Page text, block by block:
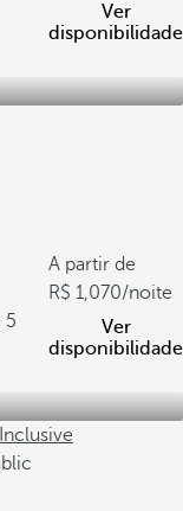
Ver
disponibilidade
5
A partir de
1,070/noite
Ver
disponibilidade